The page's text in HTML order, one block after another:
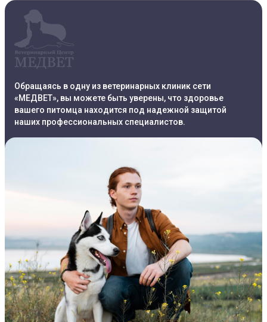
Обращаясь в одну из ветеринарных клиник сети
«МЕДВЕТ», вы можете быть уверены, что здоровье
вашего питомца находится под надежной защитой
наших профессиональных специалистов.